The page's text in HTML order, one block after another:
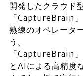
開発したクラウド
「CaptureBrain」
熟練のオペレータ
う。
「CaptureBrain
とAIによる高精度